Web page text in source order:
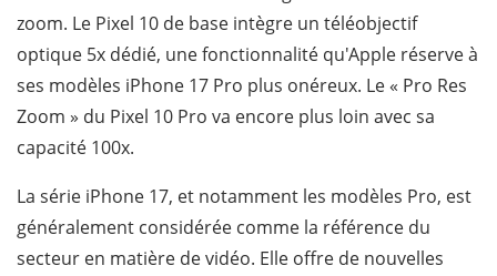
zoom. Le Pixel 10 de base intègre un téléobjectif
optique 5x dédié, une fonctionnalité qu'Apple réserve à
ses modèles iPhone 17 Pro plus onéreux. Le « Pro Res
Zoom » du Pixel 10 Pro va encore plus loin avec sa
capacité 100x.
La série iPhone 17, et notamment les modèles Pro, est
généralement considérée comme la référence du
secteur en matière de vidéo. Elle offre de nouvelles